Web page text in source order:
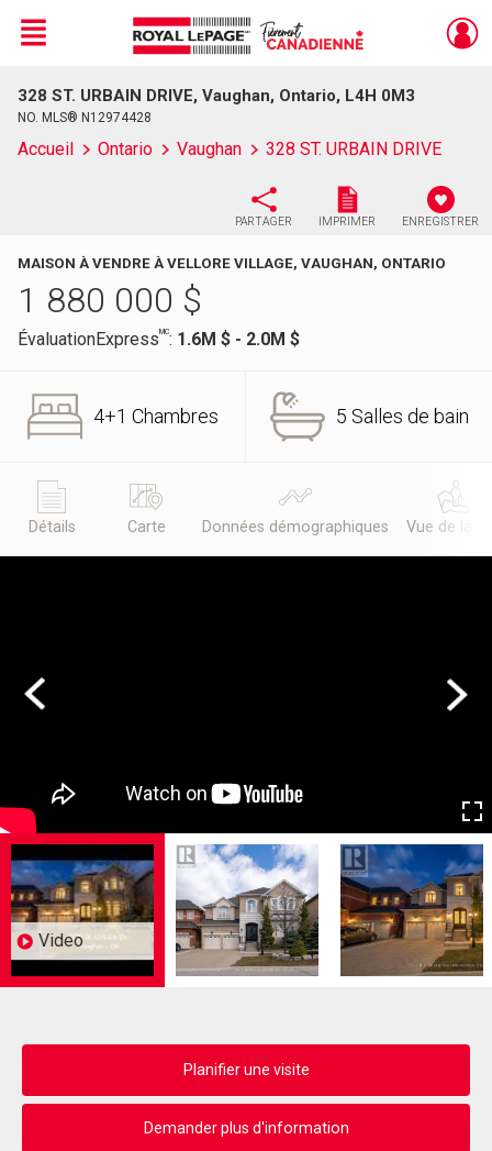
Live
En Direct
Menu
328 ST. URBAIN DRIVE, Vaughan, Ontario, L4H 0M3
NO. MLS® N12974428
Accueil Ontario Vaughan 328 ST. URBAIN DRIVE
PARTAGER IMPRIMER ENREGISTRER
MAISON À VENDRE À VELLORE VILLAGE, VAUGHAN, ONTARIO
1 880 000 $
ÉvaluationExpressMC: 1.6M $ - 2.0M $
4+1 Chambres 5 Salles de bain
Détails Carte Données démographiques Vue de la
Previous Next
Video
Planifier une visite
Demander plus d'information